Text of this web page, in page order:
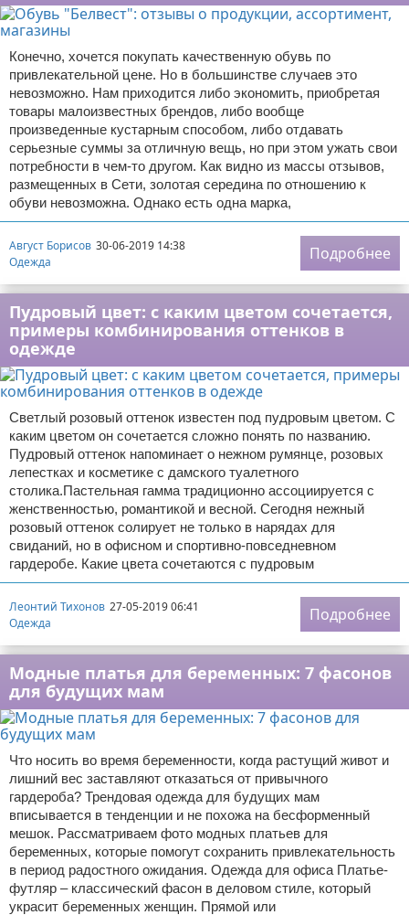
Конечно, хочется покупать качественную обувь по
привлекательной цене. Но в большинстве случаев это
невозможно. Нам приходится либо экономить, приобретая
товары малоизвестных брендов, либо вообще
произведенные кустарным способом, либо отдавать
серьезные суммы за отличную вещь, но при этом ужать свои
потребности в чем-то другом. Как видно из массы отзывов,
размещенных в Сети, золотая середина по отношению к
обуви невозможна. Однако есть одна марка,
Август Борисов 30-06-2019 14:38
Одежда
Подробнее
Пудровый цвет: с каким цветом сочетается,
примеры комбинирования оттенков в
одежде
Светлый розовый оттенок известен под пудровым цветом. С
каким цветом он сочетается сложно понять по названию.
Пудровый оттенок напоминает о нежном румянце, розовых
лепестках и косметике с дамского туалетного
столика.Пастельная гамма традиционно ассоциируется с
женственностью, романтикой и весной. Сегодня нежный
розовый оттенок солирует не только в нарядах для
свиданий, но в офисном и спортивно-повседневном
гардеробе. Какие цвета сочетаются с пудровым
Леонтий Тихонов 27-05-2019 06:41
Одежда
Подробнее
Модные платья для беременных: 7 фасонов
для будущих мам
Что носить во время беременности, когда растущий живот и
лишний вес заставляют отказаться от привычного
гардероба? Трендовая одежда для будущих мам
вписывается в тенденции и не похожа на бесформенный
мешок. Рассматриваем фото модных платьев для
беременных, которые помогут сохранить привлекательность
в период радостного ожидания. Одежда для офиса Платье-
футляр – классический фасон в деловом стиле, который
украсит беременных женщин. Прямой или